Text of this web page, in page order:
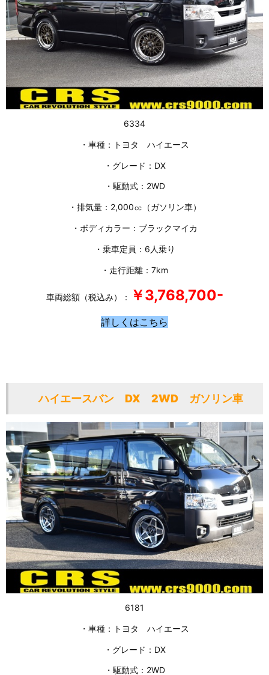
6334
・車種：トヨタ ハイエース
・グレード：DX
・駆動式：2WD
・排気量：2,000㏄（ガソリン車）
・ボディカラー：ブラックマイカ
・乗車定員：6人乗り
・走行距離：7km
車両総額（税込み）： ￥3,768,700-
詳しくはこちら
ハイエースバン DX 2WD ガソリン車
6181
・車種：トヨタ ハイエース
・グレード：DX
・駆動式：2WD